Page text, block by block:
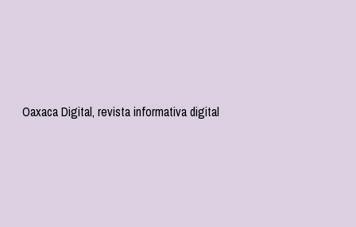
Oaxaca Digital, revista informativa digital